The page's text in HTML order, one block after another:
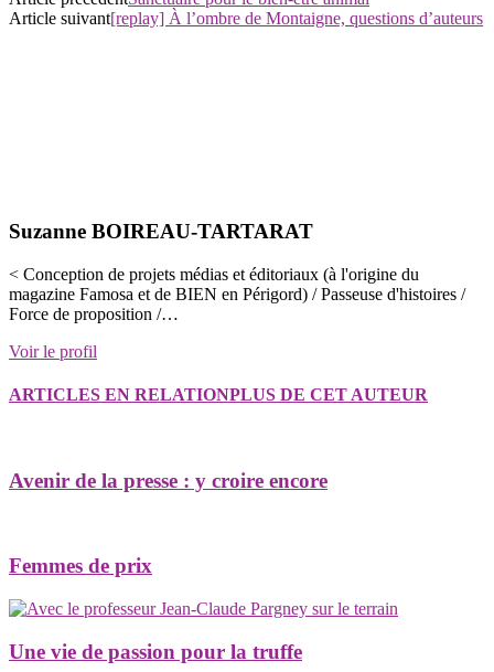
Article suivant[replay] À l’ombre de Montaigne, questions d’auteurs
Suzanne BOIREAU-TARTARAT
< Conception de projets médias et éditoriaux (à l'origine du
magazine Famosa et de BIEN en Périgord) / Passeuse d'histoires /
Force de proposition /…
Voir le profil
ARTICLES EN RELATIONPLUS DE CET AUTEUR
Avenir de la presse : y croire encore
Femmes de prix
Une vie de passion pour la truffe